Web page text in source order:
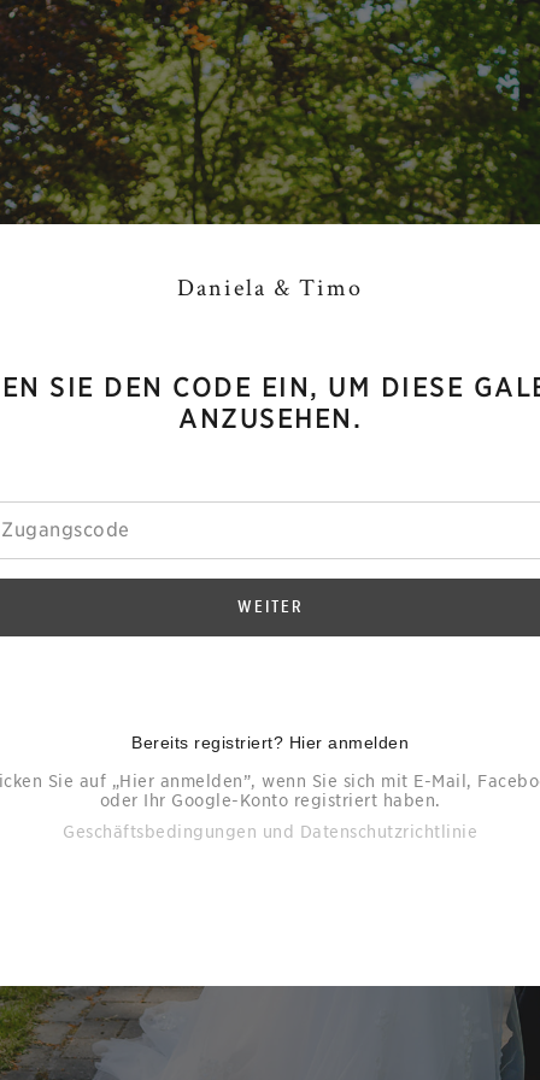
Daniela & Timo
SIE DEN CODE EIN, UM DIESE
ANZUSEHEN.
WEITER
Bereits registriert? Hier anmelden
Sie auf „Hier anmelden”, wenn Sie sich mit E-Mail,
oder Ihr Google-Konto registriert haben.
Geschäftsbedingungen und Datenschutzrichtlinie